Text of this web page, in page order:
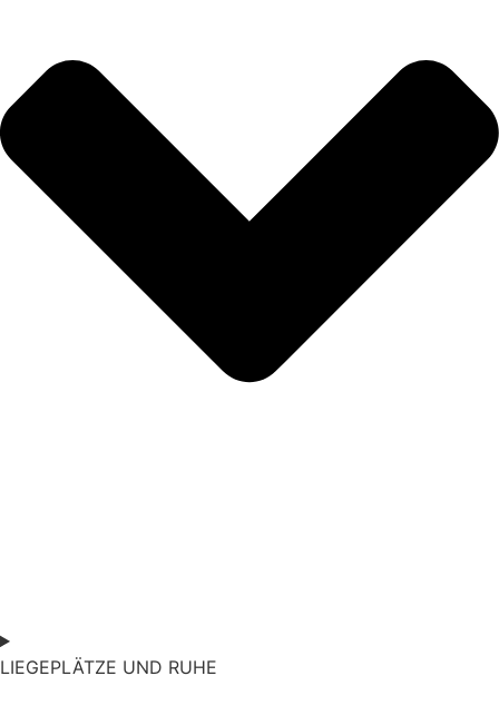
LIEGEPLÄTZE UND RUHE